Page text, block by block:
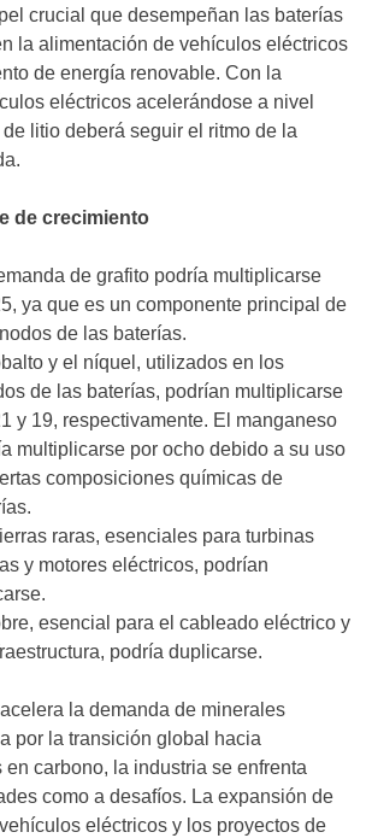
crucial que desempeñan las baterías
la alimentación de vehículos eléctricos
de energía renovable. Con la
eléctricos acelerándose a nivel
litio deberá seguir el ritmo de la
de crecimiento
de grafito podría multiplicarse
ya que es un componente principal de
de las baterías.
y el níquel, utilizados en los
de las baterías, podrían multiplicarse
y 19, respectivamente. El manganeso
multiplicarse por ocho debido a su uso
composiciones químicas de
raras, esenciales para turbinas
y motores eléctricos, podrían
esencial para el cableado eléctrico y
podría duplicarse.
la demanda de minerales
por la transición global hacia
carbono, la industria se enfrenta
como a desafíos. La expansión de
eléctricos y los proyectos de